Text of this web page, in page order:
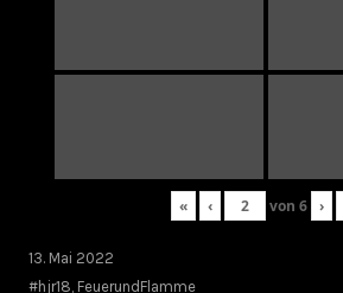
« ‹ von 6 ›
13. Mai 2022
#hjr18 FeuerundFlamme